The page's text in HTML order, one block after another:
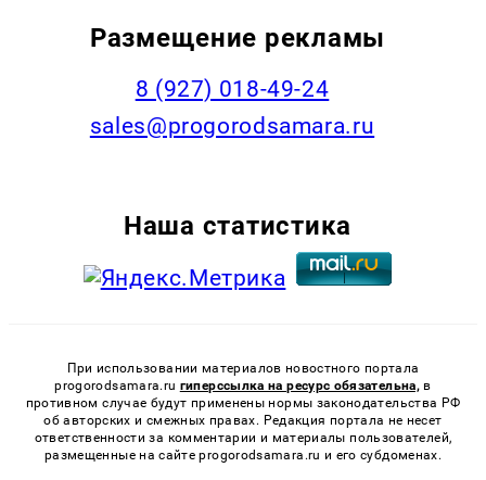
Размещение рекламы
8 (927) 018-49-24
sales@progorodsamara.ru
Наша статистика
При использовании материалов новостного портала
progorodsamara.ru гиперссылка на ресурс обязательна, в
противном случае будут применены нормы законодательства РФ
об авторских и смежных правах. Редакция портала не несет
ответственности за комментарии и материалы пользователей,
размещенные на сайте progorodsamara.ru и его субдоменах.